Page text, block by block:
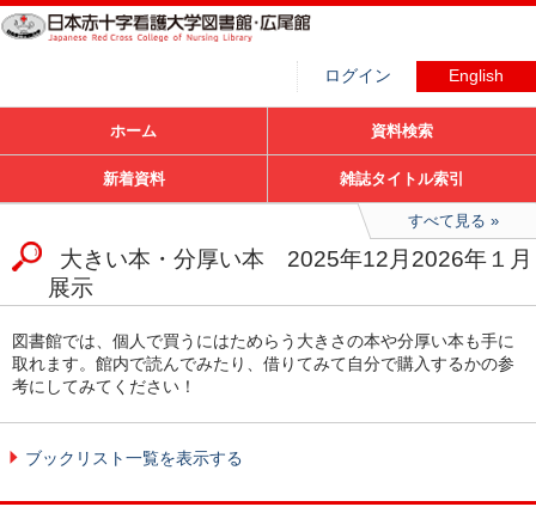
ログイン English
ホーム 資料検索
新着資料 雑誌タイトル索引
すべて見る
大きい本・分厚い本 2025年12月2026年１月
展示
図書館では、個人で買うにはためらう大きさの本や分厚い本も手に
取れます。館内で読んでみたり、借りてみて自分で購入するかの参
考にしてみてください！
ブックリスト一覧を表示する